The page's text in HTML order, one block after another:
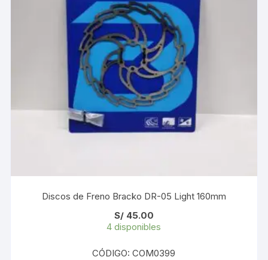
Discos de Freno Bracko DR-05 Light 160mm
S/45.00
4 disponibles
CÓDIGO: COM0399